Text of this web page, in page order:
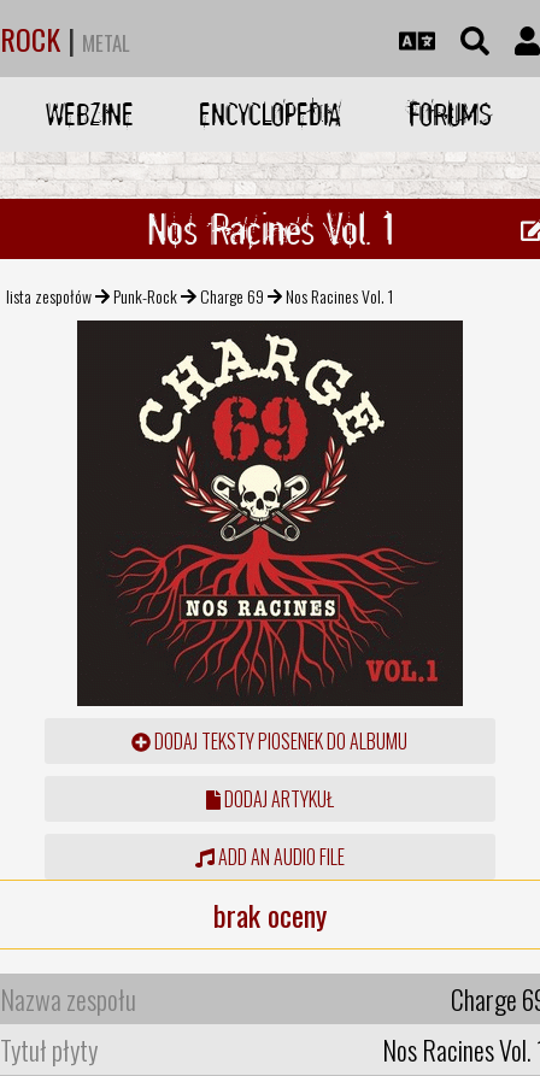
ROCK | METAL
WEBZINE ENCYCLOPEDIA FORUMS
Nos Racines Vol. 1
lista zespołów Punk-Rock Charge 69 Nos Racines Vol. 1
DODAJ TEKSTY PIOSENEK DO ALBUMU
DODAJ ARTYKUŁ
ADD AN AUDIO FILE
brak oceny
Nazwa zespołu
Charge
Tytuł płyty
Nos Racines Vol.